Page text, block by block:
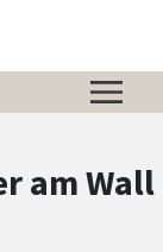
am Wall